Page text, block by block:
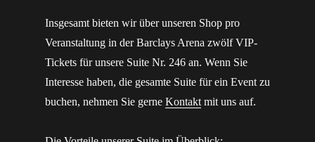
Insgesamt bieten wir über unseren Shop pro
Veranstaltung in der Barclays Arena zwölf VIP-
Tickets für unsere Suite Nr. 246 an. Wenn Sie
Interesse haben, die gesamte Suite für ein Event zu
buchen, nehmen Sie gerne Kontaktmit uns auf.